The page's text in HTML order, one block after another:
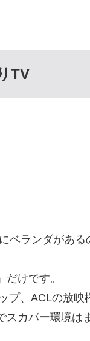
TV
ベランダがある
けです。
プ、ACLの放映
カパー環境は